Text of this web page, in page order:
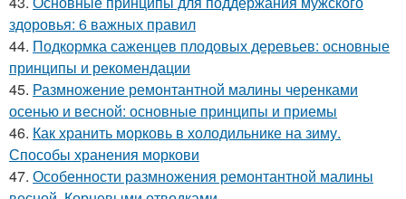
здоровья: 6 важных правил
44. Подкормка саженцев плодовых деревьев: основные
принципы и рекомендации
45. Размножение ремонтантной малины черенками
осенью и весной: основные принципы и приемы
46. Как хранить морковь в холодильнике на зиму.
Способы хранения моркови
47. Особенности размножения ремонтантной малины